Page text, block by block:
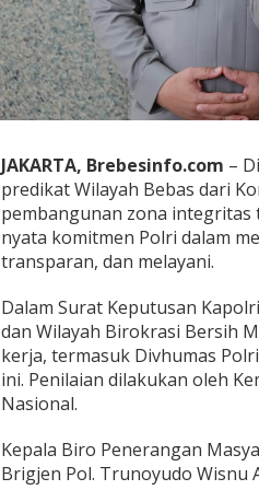
h
B
e
b
a
s
a
r
i
K
o
r
u
s
i
W
B
K
JAKARTA, Brebesinfo.com –
predikat Wilayah Bebas dari
pembangunan zona integritas
nyata komitmen Polri dalam
transparan, dan melayani.
Dalam Surat Keputusan
dan Wilayah Birokrasi Bersih
kerja, termasuk Divhumas
ini. Penilaian dilakukan oleh
Nasional.
Kepala Biro Penerangan
Brigjen Pol. Trunoyudo Wisnu